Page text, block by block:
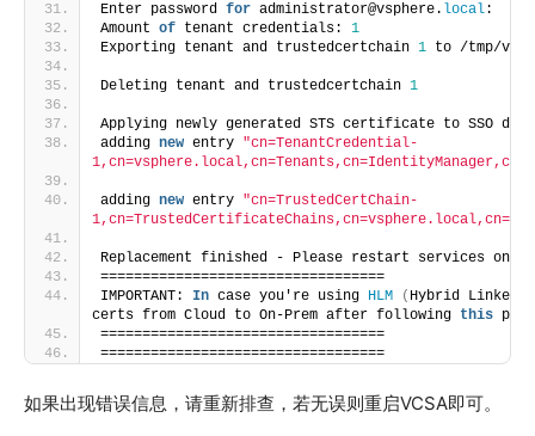
Enter password for administrator@vsphere. local:
Amount of tenant credentials: 1
Exporting tenant and trustedcertchain 1 to /tmp/
Deleting tenant and trustedcertchain 1
Applying newly generated STS certificate to SSO
adding new entry "cn=TenantCredential-
adding new entry "cn=TrustedCertChain-
Replacement finished - Please restart services on
==================================
IMPORTANT: In case you're using HLM ( Hybrid Linked
certs from Cloud to On-Prem after following this
==================================
==================================
如果出现错误信息，请重新排查，若无误则重启VCSA即可。